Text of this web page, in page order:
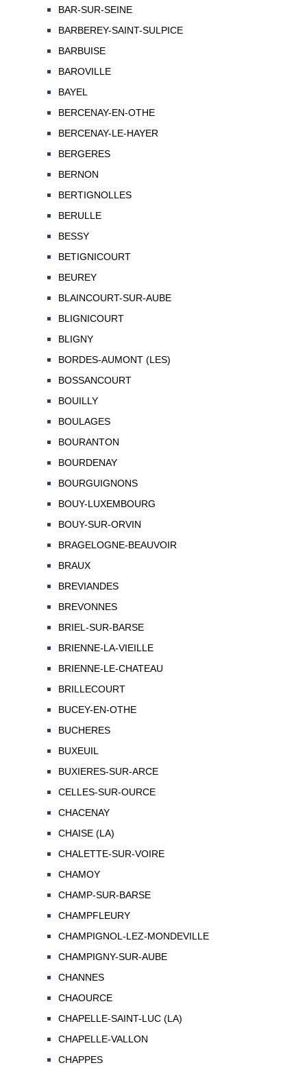
BAR-SUR-SEINE
BARBEREY-SAINT-SULPICE
BARBUISE
BAROVILLE
BAYEL
BERCENAY-EN-OTHE
BERCENAY-LE-HAYER
BERGERES
BERNON
BERTIGNOLLES
BERULLE
BESSY
BETIGNICOURT
BEUREY
BLAINCOURT-SUR-AUBE
BLIGNICOURT
BLIGNY
BORDES-AUMONT (LES)
BOSSANCOURT
BOUILLY
BOULAGES
BOURANTON
BOURDENAY
BOURGUIGNONS
BOUY-LUXEMBOURG
BOUY-SUR-ORVIN
BRAGELOGNE-BEAUVOIR
BRAUX
BREVIANDES
BREVONNES
BRIEL-SUR-BARSE
BRIENNE-LA-VIEILLE
BRIENNE-LE-CHATEAU
BRILLECOURT
BUCEY-EN-OTHE
BUCHERES
BUXEUIL
BUXIERES-SUR-ARCE
CELLES-SUR-OURCE
CHACENAY
CHAISE (LA)
CHALETTE-SUR-VOIRE
CHAMOY
CHAMP-SUR-BARSE
CHAMPFLEURY
CHAMPIGNOL-LEZ-MONDEVILLE
CHAMPIGNY-SUR-AUBE
CHANNES
CHAOURCE
CHAPELLE-SAINT-LUC (LA)
CHAPELLE-VALLON
CHAPPES